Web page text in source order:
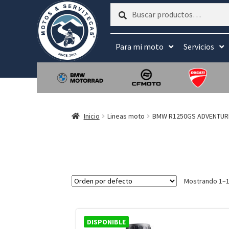
Buscar
Buscar
Para mi moto Servicios
Inicio Lineas moto BMW R1250GS
Mostrando
DISPONIBLE